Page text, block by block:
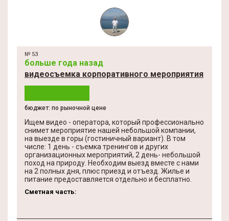
№ 53
больше года назад
видеосъемка корпоративного мероприятия
бюджет: по рыночной цене
Ищем видео - оператора, который профессионально
снимет мероприятие нашей небольшой компании,
на выезде в горы (гостиничный вариант). В том
числе: 1 день - съемка тренингов и других
организационных мероприятий, 2 день- небольшой
поход на природу. Необходим выезд вместе с нами
на 2 полных дня, плюс приезд и отъезд. Жилье и
питание предоставляется отдельно и бесплатно.
Сметная часть: